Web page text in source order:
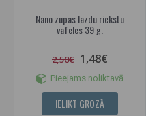
Nano zupas lazdu riekstu
vafeles 39 g.
2,50€ 1,48€
Pieejams noliktavā
IELIKT GROZĀ